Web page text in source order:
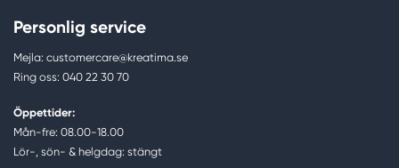
Personlig service
Mejla: customercare@kreatima.se
Ring oss: 040 22 30 70
Öppettider:
Mån-fre: 08.00-18.00
Lör-, sön- & helgdag: stängt